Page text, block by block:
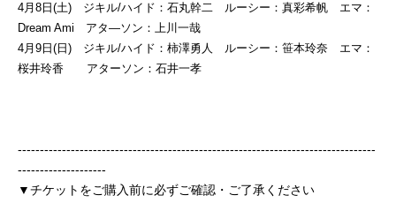
4月8日(土) ジキル/ハイド：石丸幹二 ルーシー：真彩希帆 エマ：
Dream Ami アタ―ソン：上川一哉
4月9日(日) ジキル/ハイド：柿澤勇人 ルーシー：笹本玲奈 エマ：
桜井玲香 アターソン：石井一孝
---------------------------------------------------------------------------------
--------------------
▼チケットをご購入前に必ずご確認・ご了承ください